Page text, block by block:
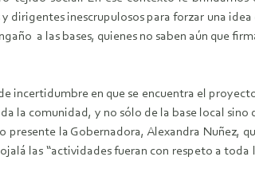
inescrupulosos para forzar una
a las bases, quienes no saben aún que
incertidumbre en que se encuentra el
la comunidad, y no sólo de la base local
la Gobernadora, Alexandra Nuñez,
las “actividades fueran con respeto a